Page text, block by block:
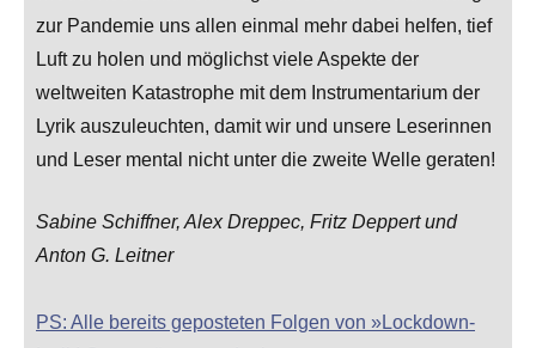
zur Pandemie uns allen einmal mehr dabei helfen, tief
Luft zu holen und möglichst viele Aspekte der
weltweiten Katastrophe mit dem Instrumentarium der
Lyrik auszuleuchten, damit wir und unsere Leserinnen
und Leser mental nicht unter die zweite Welle geraten!
Sabine Schiffner, Alex Dreppec, Fritz Deppert und
Anton G. Leitner
PS: Alle bereits geposteten Folgen von »Lockdown-